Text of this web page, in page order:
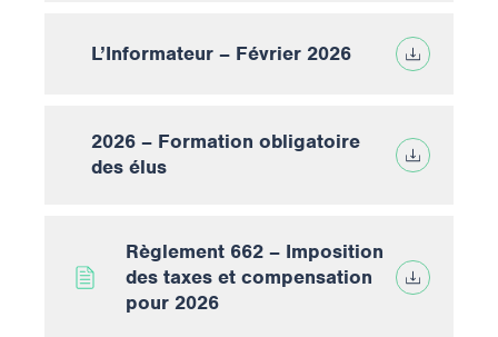
L’Informateur – Février 2026
2026 – Formation obligatoire
des élus
Règlement 662 – Imposition
des taxes et compensation
pour 2026